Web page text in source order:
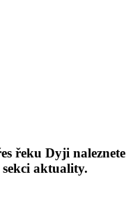
řeku Dyji naleznete
aktuality.